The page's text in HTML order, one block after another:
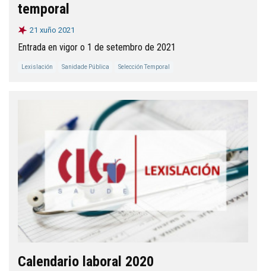
temporal
21 xuño 2021
Entrada en vigor o 1 de setembro de 2021
Lexislación Sanidade Pública Selección Temporal
Calendario laboral 2020